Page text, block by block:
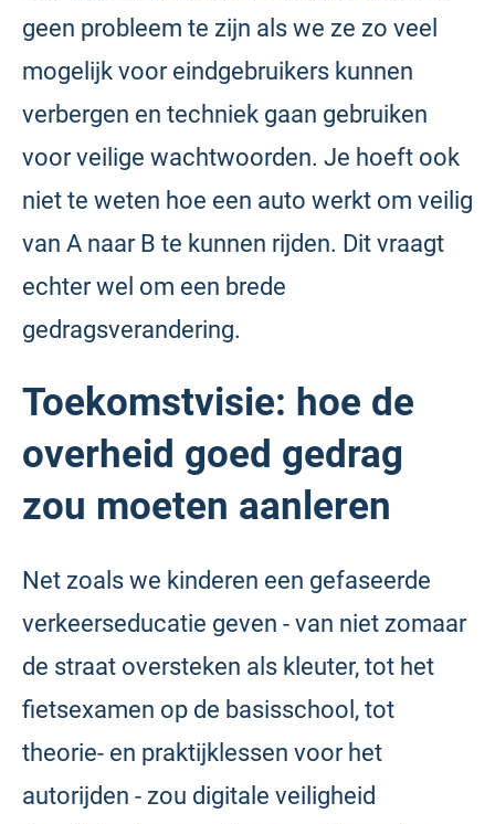
geen probleem te zijn als we ze zo veel
mogelijk voor eindgebruikers kunnen
verbergen en techniek gaan gebruiken
voor veilige wachtwoorden. Je hoeft ook
niet te weten hoe een auto werkt om veilig
van A naar B te kunnen rijden. Dit vraagt
echter wel om een brede
gedragsverandering.
Toekomstvisie: hoe de
overheid goed gedrag
zou moeten aanleren
Net zoals we kinderen een gefaseerde
verkeerseducatie geven - van niet zomaar
de straat oversteken als kleuter, tot het
fietsexamen op de basisschool, tot
theorie- en praktijklessen voor het
autorijden - zou digitale veiligheid